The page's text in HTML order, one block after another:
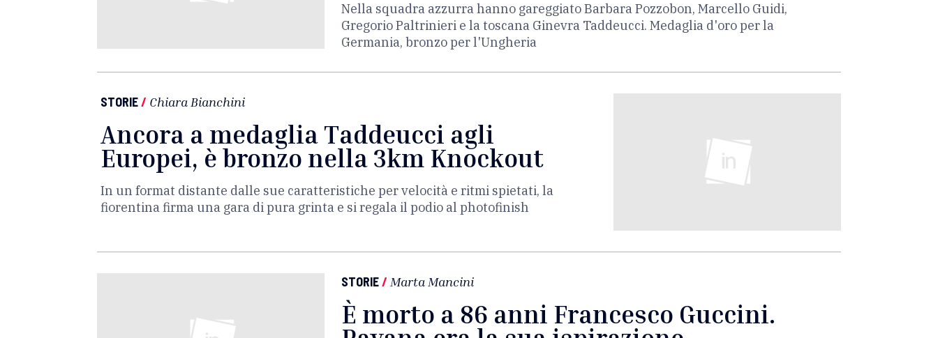
Nella squadra azzurra hanno gareggiato Barbara Pozzobon, Marcello Guidi,
Gregorio Paltrinieri e la toscana Ginevra Taddeucci. Medaglia d'oro per la
Germania, bronzo per l'Ungheria
STORIE/ Chiara Bianchini
Ancora a medaglia Taddeucci agli
Europei, è bronzo nella 3km Knockout
In un format distante dalle sue caratteristiche per velocità e ritmi spietati, la
fiorentina firma una gara di pura grinta e si regala il podio al photofinish
STORIE/ Marta Mancini
È morto a 86 anni Francesco Guccini.